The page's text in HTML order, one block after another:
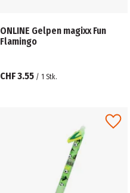
ONLINE Gelpen magixx Fun
Flamingo
CHF 3.55 / 1 Stk.